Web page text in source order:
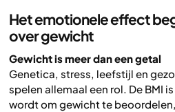
Het emotionele effect
over gewicht
Gewicht is meer dan een getal
Genetica, stress, leefstijl en
spelen allemaal een rol. De BMI
wordt om gewicht te